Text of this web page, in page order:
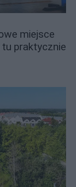
miejsce
tu praktycznie